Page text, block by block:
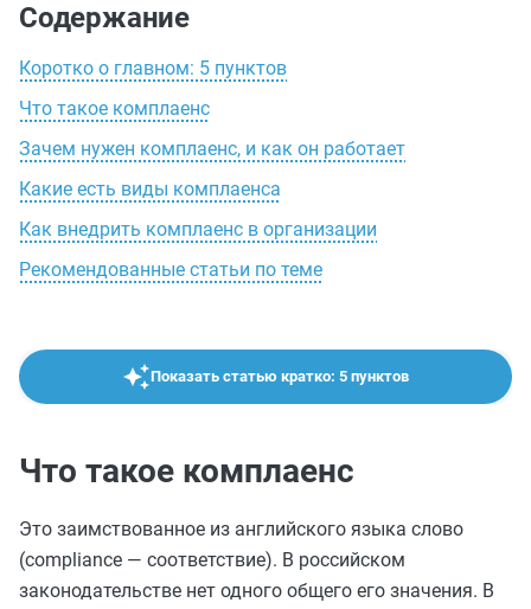
Содержание
Коротко о главном: 5 пунктов
Что такое комплаенс
Зачем нужен комплаенс, и как он работает
Какие есть виды комплаенса
Как внедрить комплаенс в организации
Рекомендованные статьи по теме
Показать статью кратко: 5 пунктов
Что такое комплаенс
Это заимствованное из английского языка слово
(compliance — соответствие). В российском
законодательстве нет одного общего его значения. В